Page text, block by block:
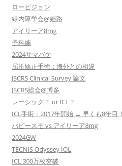
ロービジョン
緑内障学会@姫路
アイリーア8mg
予科練
2024サマバケ
屈折矯正手術：海外との相違
JSCRS Clinical Survey 論文
JSCRS総会@博多
レーシック？ or ICL？
ICL手術：2017年開始 → 早くも8年目！
バビースモ vs アイリーア8mg
2024GW
TECNIS Odyssey IOL
ICL 300万枚突破